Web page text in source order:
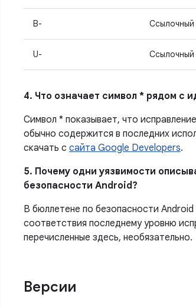
B-
U- Ссылочный
4. Что означает символ * рядом с
Символ * показывает, что
обычно содержится в последних
скачать с сайта Google Developers.
5. Почему одни уязвимости
безопасности Android?
В бюллетене по безопасности
соответствия последнему уровню
перечисленные здесь, необязательно.
Версии